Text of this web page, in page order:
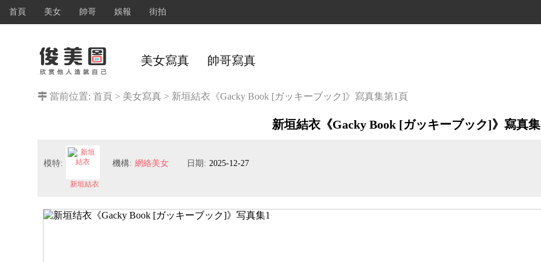
首頁 美女 帥哥 娛報 街拍
美女寫真 帥哥寫真
當前位置: 首頁 > 美女寫真 > 新垣結衣《Gacky Book [ガッキーブック]》寫真集第1頁
新垣結衣《Gacky Book [ガッキーブック]》寫真集
模特:
新垣結衣
機構: 網絡美女 日期: 2025-12-27